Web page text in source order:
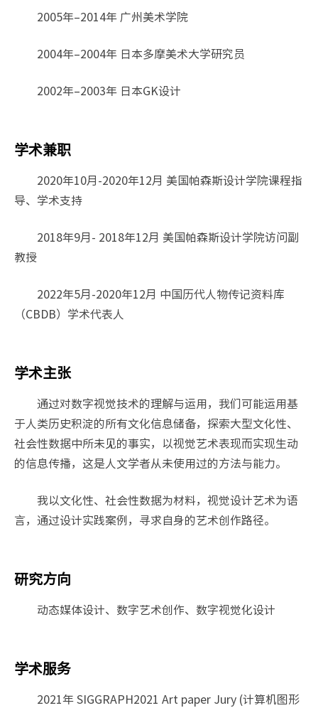
2005年–2014年 广州美术学院
2004年–2004年 日本多摩美术大学研究员
2002年–2003年 日本GK设计
学术兼职
2020年10月-2020年12月 美国帕森斯设计学院课程指
导、学术支持
2018年9月- 2018年12月 美国帕森斯设计学院访问副
教授
2022年5月-2020年12月 中国历代人物传记资料库
（CBDB）学术代表人
学术主张
通过对数字视觉技术的理解与运用，我们可能运用基
于人类历史积淀的所有文化信息储备，探索大型文化性、
社会性数据中所未见的事实，以视觉艺术表现而实现生动
的信息传播，这是人文学者从未使用过的方法与能力。
我以文化性、社会性数据为材料，视觉设计艺术为语
言，通过设计实践案例，寻求自身的艺术创作路径。
研究方向
动态媒体设计、数字艺术创作、数字视觉化设计
学术服务
2021年 SIGGRAPH2021 Art paper Jury (计算机图形